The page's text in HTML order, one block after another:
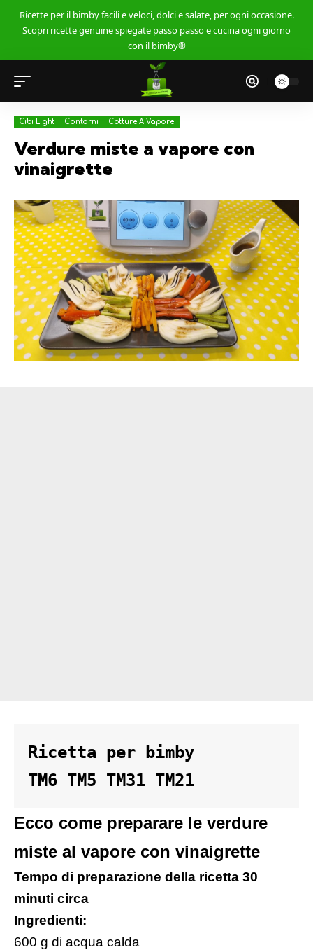
Ricette per il bimby facili e veloci, dolci e salate, per ogni occasione.
Scopri ricette genuine spiegate passo passo e cucina ogni giorno
con il bimby®
Cibi Light Contorni Cotture A Vapore
Verdure miste a vapore con
vinaigrette
Ricetta per bimby
TM6 TM5 TM31 TM21
Ecco come preparare le verdure
miste al vapore con vinaigrette
Tempo di preparazione della ricetta 30
minuti circa
Ingredienti:
600 g di acqua calda